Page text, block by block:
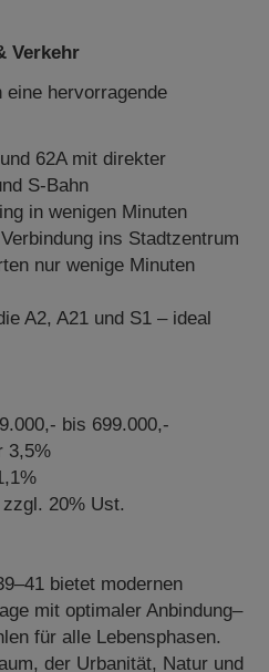
Verkehr
eine hervorragende
62A mit direkter
S-Bahn
in wenigen Minuten
ins Stadtzentrum
nur wenige Minuten
A2, A21 und S1 – ideal
bis 699.000,-
3,5%
20% Ust.
bietet modernen
mit optimaler Anbindung–
für alle Lebensphasen.
der Urbanität, Natur und